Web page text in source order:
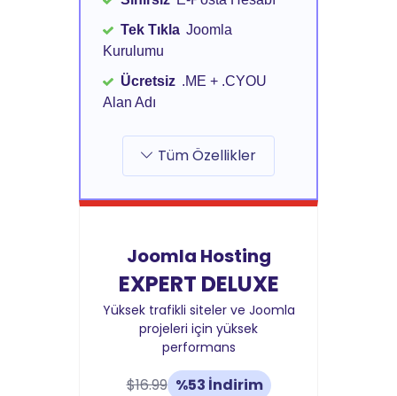
Tek Tıkla Joomla
Kurulumu
Ücretsiz .ME + .CYOU
Alan Adı
Tüm Özellikler
Joomla Hosting
EXPERT DELUXE
Yüksek trafikli siteler ve Joomla
projeleri için yüksek
performans
$16.99 %53 İndirim